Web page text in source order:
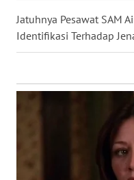
Jatuhnya Pesawat SAM
Identifikasi Terhadap
WN
BALI
KALBAR